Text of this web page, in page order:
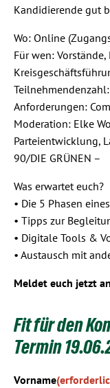
Kandidierende gut
Wo: Online
Für wen:
Anforderungen:
Moderation: Elke
Parteientwicklung,
90/DIE GRÜNEN –
Was erwartet euch?
• Die 5 Phasen
• Tipps zur
• Digitale Tools &
• Austausch mit
Meldet euch jetzt
Fit für den
Termin
Vorname